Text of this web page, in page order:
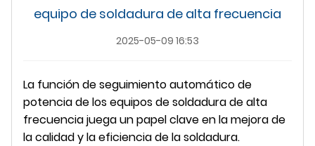
equipo de soldadura de alta frecuencia
2025-05-09 16:53
La función de seguimiento automático de
potencia de los equipos de soldadura de alta
frecuencia juega un papel clave en la mejora de
la calidad y la eficiencia de la soldadura.